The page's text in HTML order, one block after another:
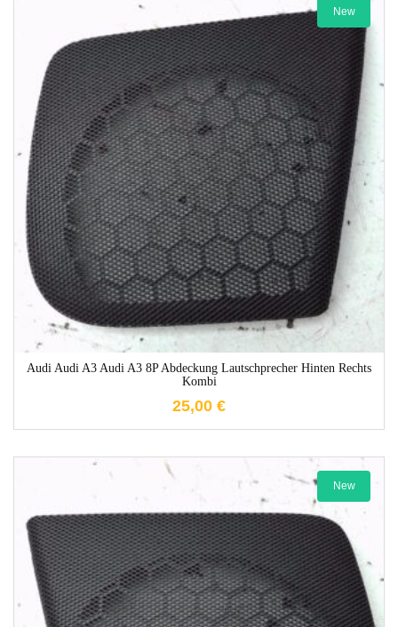
New
Audi Audi A3 Audi A3 8P Abdeckung Lautschprecher Hinten Rechts
Kombi
25,00 €
1-3 Werktage
New